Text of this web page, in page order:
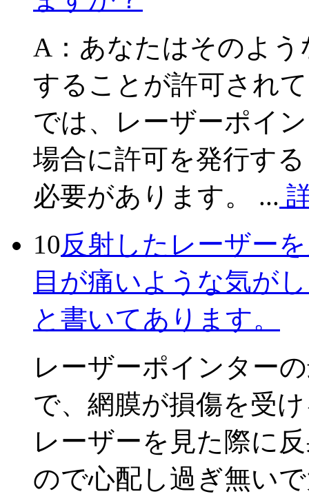
A：あなたはそのよ
することが許可され
では、レーザーポイ
場合に許可を発行す
必要があります。 ...
10反射したレーザー
目が痛いような気が
と書いてあります。
レーザーポインター
で、網膜が損傷を受
レーザーを見た際に
ので心配し過ぎ無い